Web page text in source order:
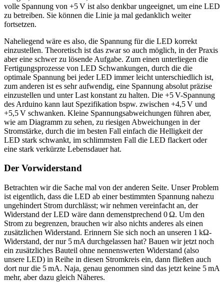
volle Spannung von +5 V ist also denkbar ungeeignet, um eine LED
zu betreiben. Sie können die Linie ja mal gedanklich weiter
fortsetzen.
Naheliegend wäre es also, die Spannung für die LED korrekt
einzustellen. Theoretisch ist das zwar so auch möglich, in der Praxis
aber eine schwer zu lösende Aufgabe. Zum einen unterliegen die
Fertigungsprozesse von LED Schwankungen, durch die die
optimale Spannung bei jeder LED immer leicht unterschiedlich ist,
zum anderen ist es sehr aufwendig, eine Spannung absolut präzise
einzustellen und unter Last konstant zu halten. Die +5 V-Spannung
des Arduino kann laut Spezifikation bspw. zwischen +4,5 V und
+5,5 V schwanken. Kleine Spannungsabweichungen führen aber,
wie am Diagramm zu sehen, zu riesigen Abweichungen in der
Stromstärke, durch die im besten Fall einfach die Helligkeit der
LED stark schwankt, im schlimmsten Fall die LED flackert oder
eine stark verkürzte Lebensdauer hat.
Der Vorwiderstand
Betrachten wir die Sache mal von der anderen Seite. Unser Problem
ist eigentlich, dass die LED ab einer bestimmten Spannung nahezu
ungehindert Strom durchlässt; wir nehmen vereinfacht an, der
Widerstand der LED wäre dann demenstprechend 0 Ω. Um den
Strom zu begrenzen, brauchen wir also nichts anderes als einen
zusätzlichen Widerstand. Erinnern Sie sich noch an unseren 1 kΩ-
Widerstand, der nur 5 mA durchgelassen hat? Bauen wir jetzt noch
ein zusätzliches Bauteil ohne nennenswerten Widerstand (also
unsere LED) in Reihe in diesen Stromkreis ein, dann fließen auch
dort nur die 5 mA. Naja, genau genommen sind das jetzt keine 5 mA
mehr, aber dazu gleich Näheres.